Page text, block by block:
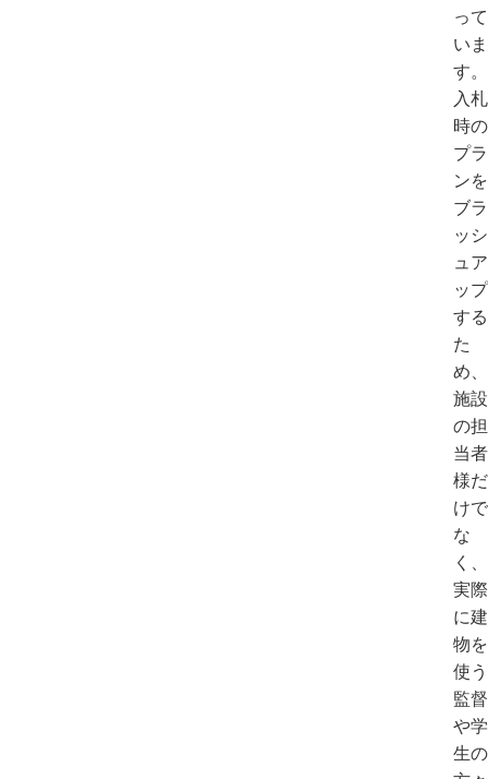
って
いま
す。
入札
時の
プラ
ンを
ブラ
ッシ
ュア
ップ
する
た
め、
施設
の担
当者
様だ
けで
な
く、
実際
に建
物を
使う
監督
や学
生の